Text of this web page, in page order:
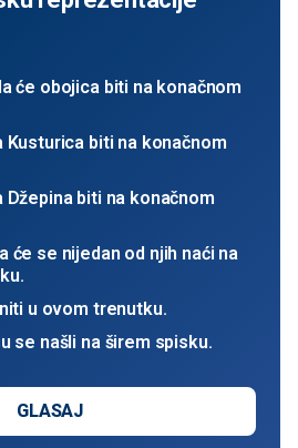
će obojica biti na konačnom
Kusturica biti na konačnom
Džepina biti na konačnom
će se nijedan od njih naći na
u ovom trenutku.
se našli na širem spisku.
GLASAJ